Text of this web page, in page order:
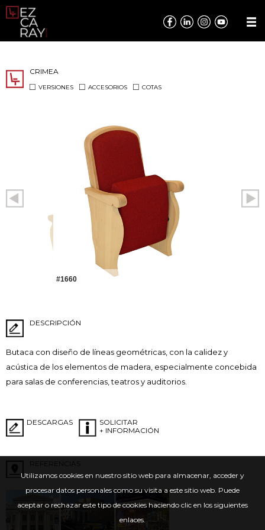
Utilizamos cookies en nuestro sitio web para almacenar, acceder y
procesar datos personales como su visita a este sitio web. Puede
aceptar o rechazar este tipo de cookies haciendo clic en los siguientes
enlaces.
CRIMEA
VERSIONES ACCESORIOS COTAS
#1660
DESCRIPCIÓN
Butaca con diseño de líneas geométricas, con la calidez y
acústica de los elementos de madera, especialmente concebida
para salas de conferencias, teatros y auditorios.
DESCARGAS
SOLICITAR
+ INFORMACIÓN
REFERENCIAS